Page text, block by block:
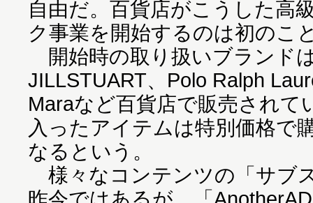
自由だ。百貨店がこうした高
ク事業を開始するのは初のこ
開始時の取り扱いブランド
JILLSTUART、Polo Ralph
Maraなど百貨店で販売されて
入ったアイテムは特別価格で
なるという。
様々なコンテンツの「サブ